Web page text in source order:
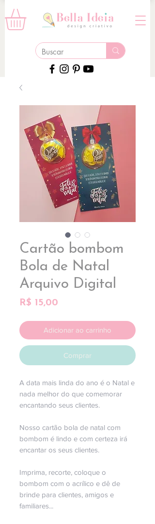
Cartão bombom
Bola de Natal
Arquivo Digital
R$ 15,00
Adicionar ao carrinho
Comprar
A data mais linda do ano é o Natal e
nada melhor do que comemorar
encantando seus clientes.
Nosso cartão bola de natal com
bombom é lindo e com certeza irá
encantar os seus clientes.
Imprima, recorte, coloque o
bombom com o acrílico e dê de
brinde para clientes, amigos e
familiares...